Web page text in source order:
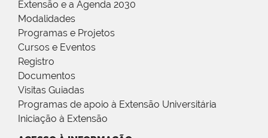
Extensão e a Agenda 2030
Modalidades
Programas e Projetos
Cursos e Eventos
Registro
Documentos
Visitas Guiadas
Programas de apoio à Extensão Universitária
Iniciação à Extensão